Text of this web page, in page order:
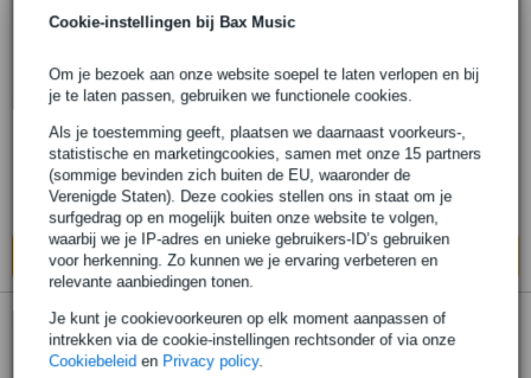
Cookie-instellingen bij Bax Music
Om je bezoek aan onze website soepel te laten verlopen en bij
je te laten passen, gebruiken we functionele cookies.
Als je toestemming geeft, plaatsen we daarnaast voorkeurs-,
statistische en marketingcookies, samen met onze 15 partners
(sommige bevinden zich buiten de EU, waaronder de
Verenigde Staten). Deze cookies stellen ons in staat om je
surfgedrag op en mogelijk buiten onze website te volgen,
waarbij we je IP-adres en unieke gebruikers-ID’s gebruiken
voor herkenning. Zo kunnen we je ervaring verbeteren en
relevante aanbiedingen tonen.
Je kunt je cookievoorkeuren op elk moment aanpassen of
intrekken via de cookie-instellingen rechtsonder of via onze
Cookiebeleid en Privacy policy.
tenor ukelele
Adviesprijs € 12,80 € 12,20
Bestel nu en ontvang binnen circa 13
werkdagen
In mijn winkelwagen
Ortega UWNY-4-CC nylon snarenset voor
concert ukelele